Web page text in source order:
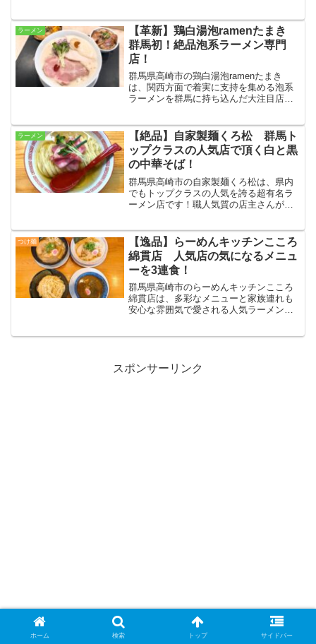
い、従来のラーメン屋さん以上にマルチ
に利用できます！
ラーメン
【革新】鶏白湯泡ramenたまき
群馬初！絶品泡系ラーメン専門
店！
群馬県高崎市の鶏白湯泡ramenたまき
は、関西方面で着実に支持を集める泡系
ラーメンを群馬に持ち込んだ大注目店で
ご飯ものなどその実力も十分で、早くも
人気店となっています！
ラーメン
【絶品】自家製麺くろ松 群馬ト
ップクラスの人気店で頂く白と黒
の中華そば！
群馬県高崎市の自家製麺くろ松は、県内
でもトップクラスの人気を誇る超有名ラ
ーメン店です！職人気質の店主さんが織
華そばを白醤油と黒醤油で2杯頂いて来ま
した☆
つけ麺
【逸品】らーめんキッチンこころ
綿貫店 人気店の気になるメニュ
ーを3連食！
群馬県高崎市のらーめんキッチンこころ
綿貫店は、多彩なメニューと家族連れも
安心な雰囲気で愛される人気ラーメン店
スポンサーリンク
ホーム 検索 トップ サイドバー